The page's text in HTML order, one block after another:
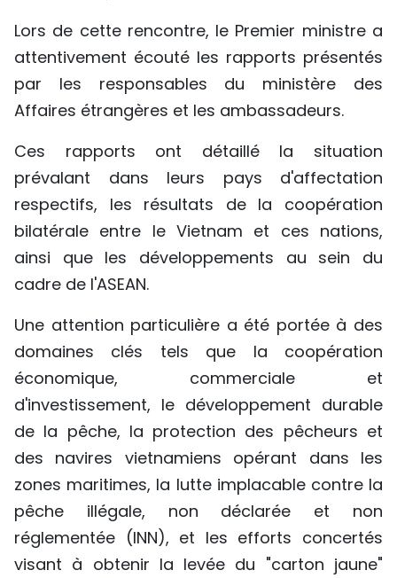
Lors de cette rencontre, le Premier ministre a
attentivement écouté les rapports présentés
par les responsables du ministère des
Affaires étrangères et les ambassadeurs.
Ces rapports ont détaillé la situation
prévalant dans leurs pays d'affectation
respectifs, les résultats de la coopération
bilatérale entre le Vietnam et ces nations,
ainsi que les développements au sein du
cadre de l'ASEAN.
Une attention particulière a été portée à des
domaines clés tels que la coopération
économique, commerciale et
d'investissement, le développement durable
de la pêche, la protection des pêcheurs et
des navires vietnamiens opérant dans les
zones maritimes, la lutte implacable contre la
pêche illégale, non déclarée et non
réglementée (INN), et les efforts concertés
visant à obtenir la levée du "carton jaune"